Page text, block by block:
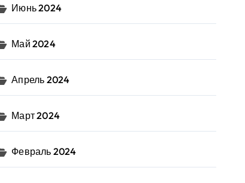
Июнь 2024
Май 2024
Апрель 2024
Март 2024
Февраль 2024